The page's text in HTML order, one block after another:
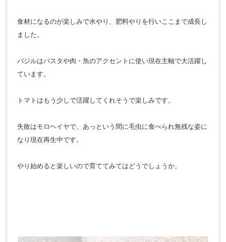
食材になるのが楽しみで水やり、肥料やりを行いここまで成長し
ました。
バジルはパスタや肉・魚のアクセントに使い現在主軸で大活躍し
ています。
トマトはもう少しで活躍してくれそうで楽しみです。
失敗はモロヘイヤで、あっという間に毛虫に食べられ無残な姿に
なり現在再生中です。
やり始めると楽しいので育ててみてはどうでしょうか。